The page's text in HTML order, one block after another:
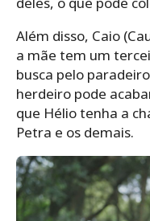
Além disso, Caio
a mãe tem um
busca pelo
herdeiro pode
que Hélio tenha a
Petra e os demais.